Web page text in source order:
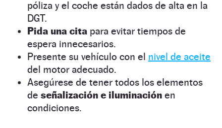
póliza y el coche están dados de alta en la
DGT.
Pida una cita para evitar tiempos de
espera innecesarios.
Presente su vehículo con el nivel de aceite
del motor adecuado.
Asegúrese de tener todos los elementos
de señalización e iluminación en
condiciones.